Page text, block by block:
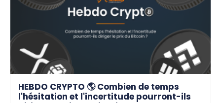
HEBDO CRYPTO 🌎 Combien de temps
l'hésitation et l'incertitude pourront-ils